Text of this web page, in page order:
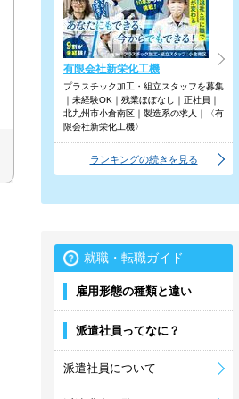
有限会社新栄化工機
プラスチック加工・組立スタッフを募集
｜未経験OK｜残業ほぼなし｜正社員｜
北九州市小倉南区｜製造系の求人｜〈有
限会社新栄化工機〉
ランキングの続きを見る
就職・転職ガイド
雇用形態の種類と違い
派遣社員ってなに？
派遣社員について